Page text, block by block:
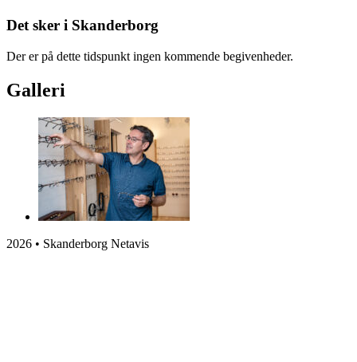
Det sker i Skanderborg
Der er på dette tidspunkt ingen kommende begivenheder.
Galleri
2026 • Skanderborg Netavis